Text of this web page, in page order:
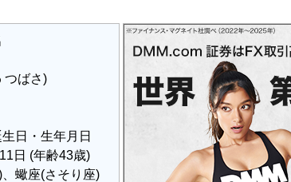
つばさ)
日・生年月日
日 (年齢43歳)
蠍座(さそり座)